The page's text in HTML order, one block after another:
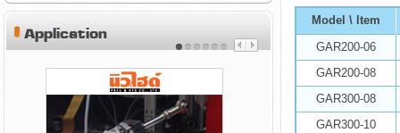
Model \ ltem
GAR200-06
GAR200-08
GAR300-08
GAR300-10
Application